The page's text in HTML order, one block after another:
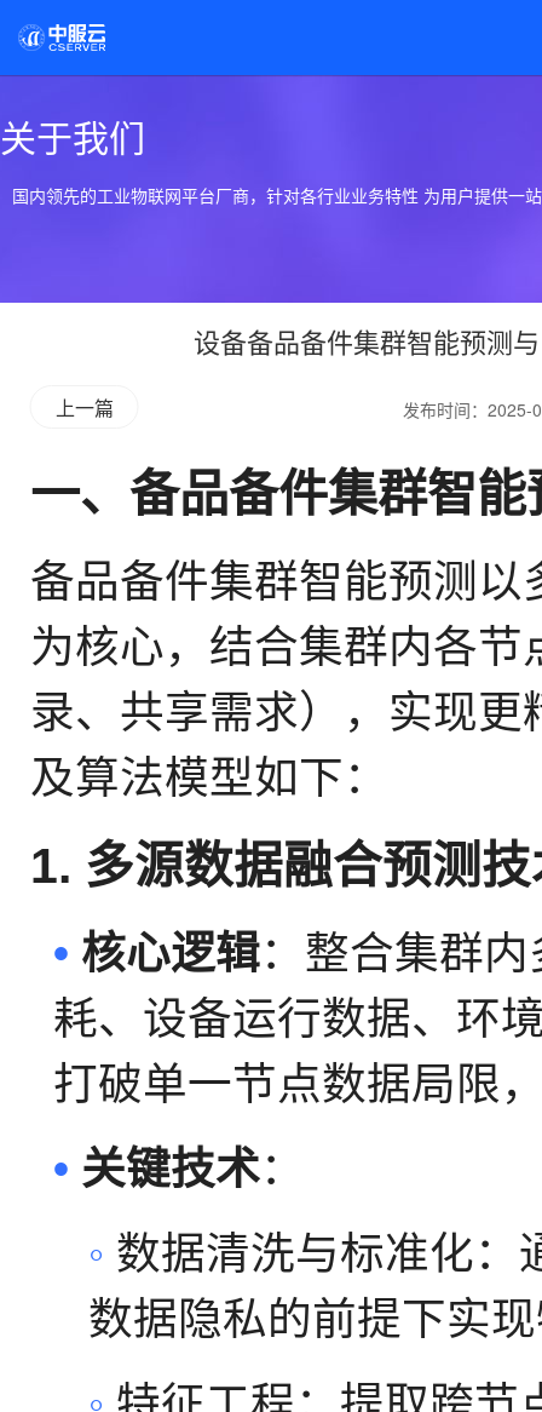
关于我们
国内领先的工业物联网平台厂商，针对各行业业务特性 为用户提供
设备备品备件集群智能预测
上一篇 发布时间：